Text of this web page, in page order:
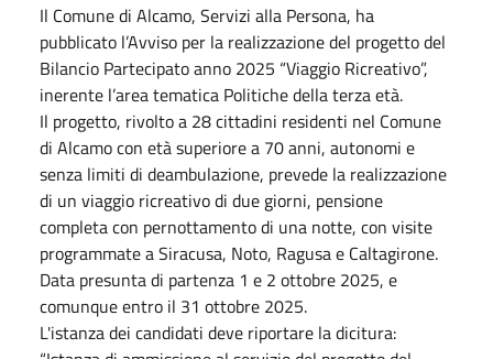
Il Comune di Alcamo, Servizi alla Persona, ha
pubblicato l’Avviso per la realizzazione del progetto del
Bilancio Partecipato anno 2025 “Viaggio Ricreativo”,
inerente l’area tematica Politiche della terza età.
Il progetto, rivolto a 28 cittadini residenti nel Comune
di Alcamo con età superiore a 70 anni, autonomi e
senza limiti di deambulazione, prevede la realizzazione
di un viaggio ricreativo di due giorni, pensione
completa con pernottamento di una notte, con visite
programmate a Siracusa, Noto, Ragusa e Caltagirone.
Data presunta di partenza 1 e 2 ottobre 2025, e
comunque entro il 31 ottobre 2025.
L'istanza dei candidati deve riportare la dicitura: